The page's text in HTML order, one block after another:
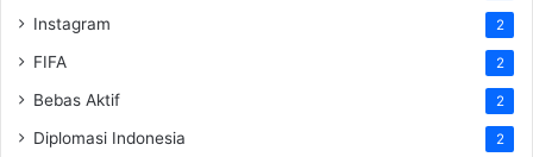
Instagram 2
FIFA 2
Bebas Aktif 2
Diplomasi Indonesia 2